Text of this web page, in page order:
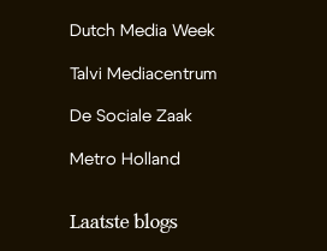
Dutch Media Week
Talvi Mediacentrum
De Sociale Zaak
Metro Holland
Laatste blogs